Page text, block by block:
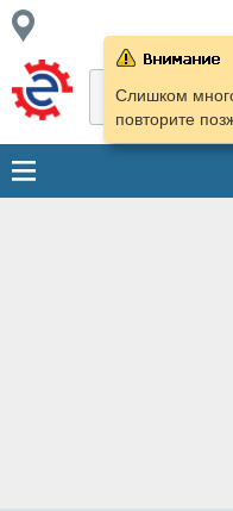
Слишком
повторите